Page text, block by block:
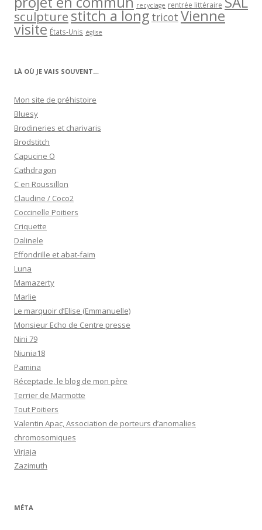
recyclage rentrée littéraire
sculpturestitch a long tricot Vienne
visite États-Unis église
LÀ OÙ JE VAIS SOUVENT…
Mon site de préhistoire
Bluesy
Brodineries et charivaris
Brodstitch
Capucine O
Cathdragon
C en Roussillon
Claudine / Coco2
Coccinelle Poitiers
Criquette
Dalinele
Effondrille et abat-faim
Luna
Mamazerty
Marlie
Le marquoir d’Elise (Emmanuelle)
Monsieur Echo de Centre presse
Nini 79
Niunia18
Pamina
Réceptacle, le blog de mon père
Terrier de Marmotte
Tout Poitiers
Valentin Apac, Association de porteurs d’anomalies
chromosomiques
Virjaja
Zazimuth
MÉTA